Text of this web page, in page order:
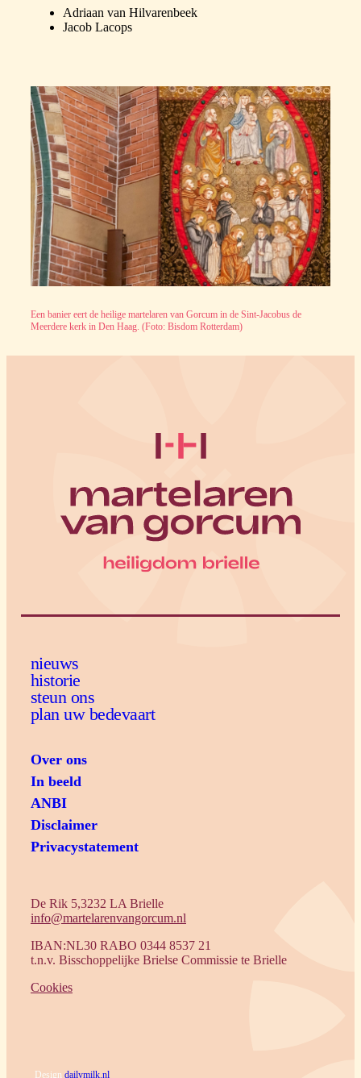
Adriaan van Hilvarenbeek
Jacob Lacops
Een banier eert de heilige martelaren van Gorcum in de Sint-Jacobus de
Meerdere kerk in Den Haag. (Foto: Bisdom Rotterdam)
nieuws
historie
steun ons
plan uw bedevaart
Over ons
In beeld
ANBI
Disclaimer
Privacystatement
De Rik 5,3232 LA Brielle
info@martelarenvangorcum.nl
IBAN:NL30 RABO 0344 8537 21
t.n.v. Bisschoppelijke Brielse Commissie te Brielle
Cookies
Design dailymilk.nl